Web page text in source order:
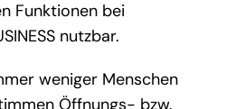
Funktionen bei
nutzbar.
weniger Menschen